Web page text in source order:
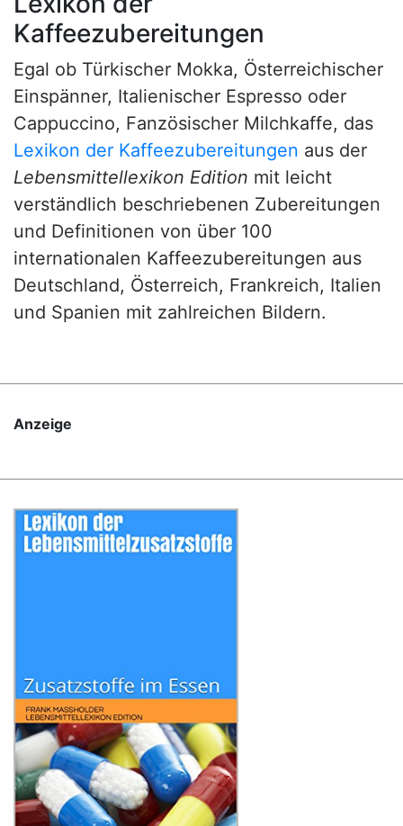
Kaffeezubereitungen
Egal ob Türkischer Mokka, Österreichischer
Einspänner, Italienischer Espresso oder
Cappuccino, Fanzösischer Milchkaffe, das
Lexikon der Kaffeezubereitungen aus der
Lebensmittellexikon Edition mit leicht
verständlich beschriebenen Zubereitungen
und Definitionen von über 100
internationalen Kaffeezubereitungen aus
Deutschland, Österreich, Frankreich, Italien
und Spanien mit zahlreichen Bildern.
Anzeige